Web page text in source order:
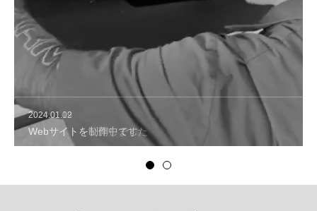
2024.01.19
Webサイトを公開しました
2024.01.02
Webサイトを制作中です
アクセス
お問い合わせ